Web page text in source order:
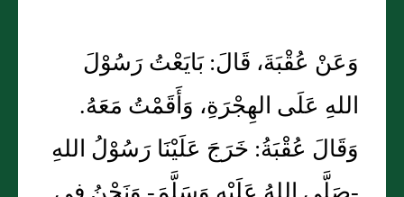
وَعَنْ عُقْبَةَ، قَالَ: بَايَعْتُ رَسُوْلَ
اللهِ عَلَى الهِجْرَةِ، وَأَقَمْتُ مَعَهُ.
وَقَالَ عُقْبَةُ: خَرَجَ عَلَيْنَا رَسُوْلُ اللهِ